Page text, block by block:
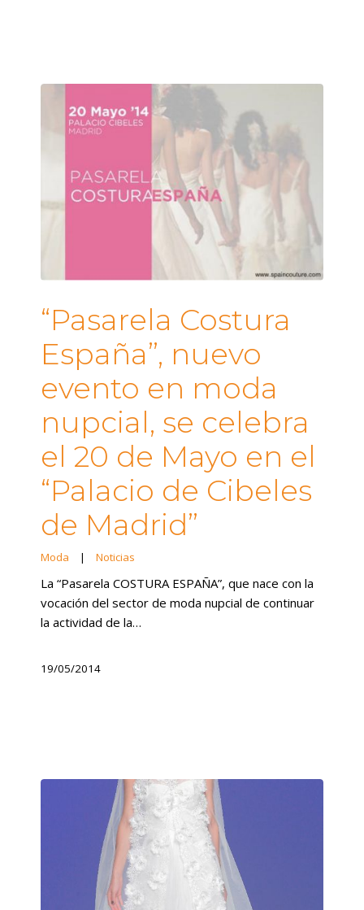
“Pasarela Costura
España”, nuevo
evento en moda
nupcial, se celebra
el 20 de Mayo en el
“Palacio de Cibeles
de Madrid”
Moda | Noticias
La “Pasarela COSTURA ESPAÑA”, que nace con la
vocación del sector de moda nupcial de continuar
la actividad de la…
19/05/2014